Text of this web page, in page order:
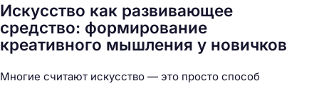
Искусство как развивающее
средство: формирование
креативного мышления у новичков
Многие считают искусство — это просто способ